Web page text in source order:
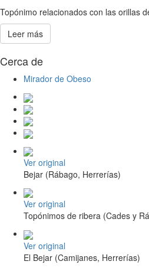
Topónimo relacionados con las orillas
Leer más
Cerca de
Mirador de Obeso
Ver original
Bejar (Rábago, Herrerías)
Ver original
Topónimos de ribera (Cades y
Ver original
El Bejar (Camijanes, Herrerías)